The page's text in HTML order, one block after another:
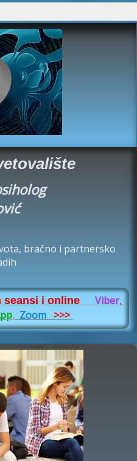
bračno i partnersko
seansi i online Viber,
, Zoom >>>